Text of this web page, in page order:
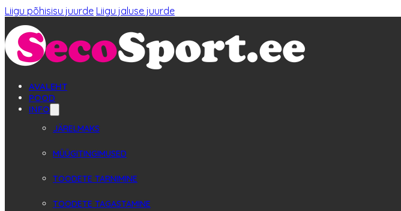
Liigu põhisisu juurde Liigu jaluse juurde
AVALEHT
POOD
INFO
JÄRELMAKS
MÜÜGITINGIMUSED
TOODETE TARNIMINE
TOODETE TAGASTAMINE